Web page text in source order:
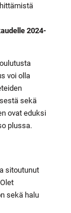
2024-
voi olla
sekä
ovat eduksi
plussa.
sitoutunut
sekä halu